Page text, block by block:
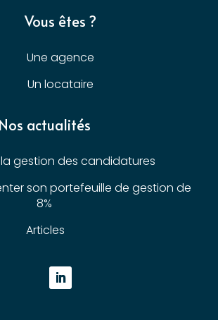
Vous êtes ?
Une agence
Un locataire
Nos actualités
gestion des candidatures
son portefeuille de gestion de
8%
Articles